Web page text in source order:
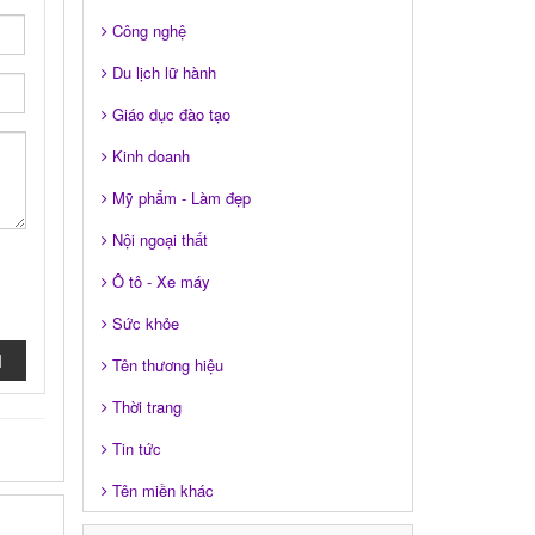
Công nghệ
Du lịch lữ hành
Giáo dục đào tạo
Kinh doanh
Mỹ phẩm - Làm đẹp
Nội ngoại thất
Ô tô - Xe máy
Sức khỏe
Tên thương hiệu
Thời trang
Tin tức
Tên miền khác